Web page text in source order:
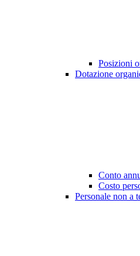
Posizioni
Dotazione
Conto
Costo
Personale non a